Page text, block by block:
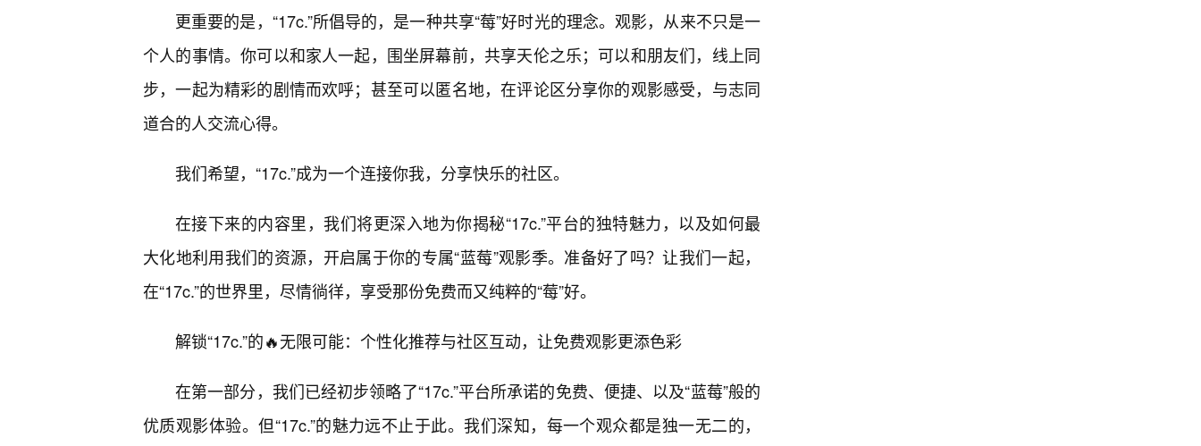
更重要的是，“17c.”所倡导的，是一种共享“莓”好时光的理念。观影，从来不只是一
个人的事情。你可以和家人一起，围坐屏幕前，共享天伦之乐；可以和朋友们，线上同
步，一起为精彩的剧情而欢呼；甚至可以匿名地，在评论区分享你的观影感受，与志同
道合的人交流心得。
我们希望，“17c.”成为一个连接你我，分享快乐的社区。
在接下来的内容里，我们将更深入地为你揭秘“17c.”平台的独特魅力，以及如何最
大化地利用我们的资源，开启属于你的专属“蓝莓”观影季。准备好了吗？让我们一起，
在“17c.”的世界里，尽情徜徉，享受那份免费而又纯粹的“莓”好。
解锁“17c.”的🔥无限可能：个性化推荐与社区互动，让免费观影更添色彩
在第一部分，我们已经初步领略了“17c.”平台所承诺的免费、便捷、以及“蓝莓”般的
优质观影体验。但“17c.”的魅力远不止于此。我们深知，每一个观众都是独一无二的，